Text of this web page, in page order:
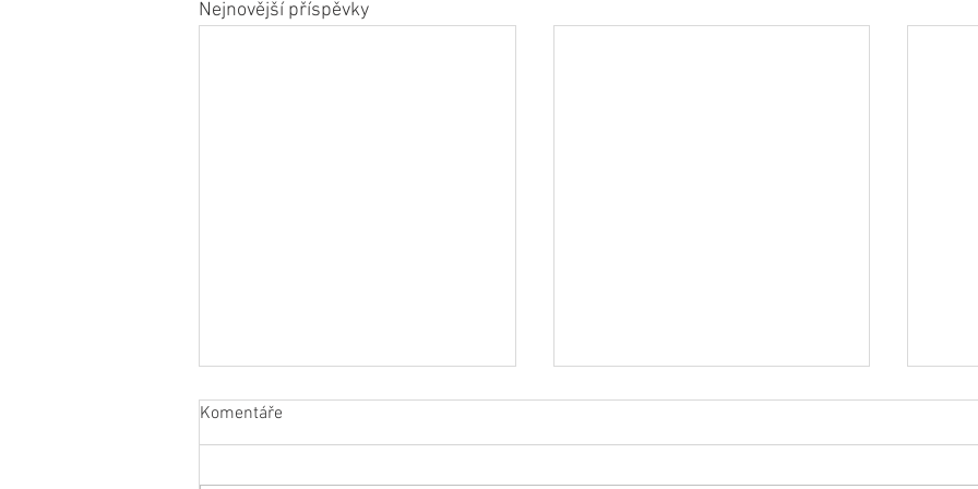
Nejnovější příspěvky
Komentáře